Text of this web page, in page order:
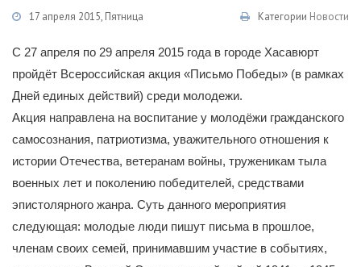
17 апреля 2015, Пятница Категории Новости
С 27 апреля по 29 апреля 2015 года в городе Хасавюрт
пройдёт Всероссийская акция «Письмо Победы» (в рамках
Дней единых действий) среди молодежи.
Акция направлена на воспитание у молодёжи гражданского
самосознания, патриотизма, уважительного отношения к
истории Отечества, ветеранам войны, труженикам тыла
военных лет и поколению победителей, средствами
эпистолярного жанра. Суть данного мероприятия
следующая: молодые люди пишут письма в прошлое,
членам своих семей, принимавшим участие в событиях,